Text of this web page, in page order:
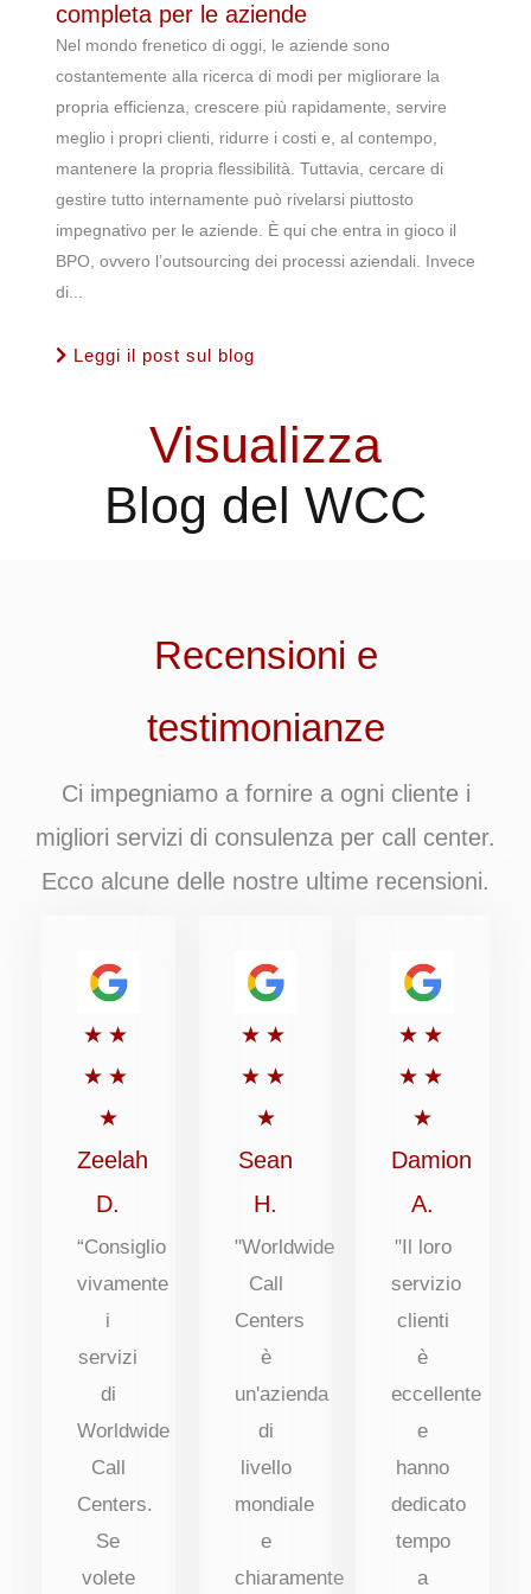
completa per le aziende
Nel mondo frenetico di oggi, le aziende sono
costantemente alla ricerca di modi per migliorare la
propria efficienza, crescere più rapidamente, servire
meglio i propri clienti, ridurre i costi e, al contempo,
mantenere la propria flessibilità. Tuttavia, cercare di
gestire tutto internamente può rivelarsi piuttosto
impegnativo per le aziende. È qui che entra in gioco il
BPO, ovvero l’outsourcing dei processi aziendali. Invece
di...
Leggi il post sul blog
Visualizza
Blog del WCC
Recensioni e
testimonianze
Ci impegniamo a fornire a ogni cliente i
migliori servizi di consulenza per call center.
Ecco alcune delle nostre ultime recensioni.
★ ★
★ ★
★
Valutato
5
su
5
Zeelah
D.
“Consiglio
vivamente
i
servizi
di
Worldwide
Call
Centers.
Se
volete
★ ★
★ ★
★
Valutato
5
su
5
Sean
H.
"Worldwide
Call
Centers
è
un'azienda
di
livello
mondiale
e
chiaramente
★ ★
★ ★
★
Valutato
5
5
Damion
A.
"Il loro
servizio
clienti
è
eccellente
e
hanno
dedicato
tempo
a